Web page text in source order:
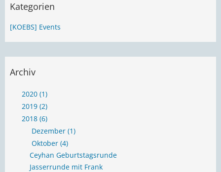
Kategorien
[KOEBS] Events
Archiv
2020 (1)
2019 (2)
2018 (6)
Dezember (1)
Oktober (4)
Ceyhan Geburtstagsrunde
Jasserrunde mit Frank